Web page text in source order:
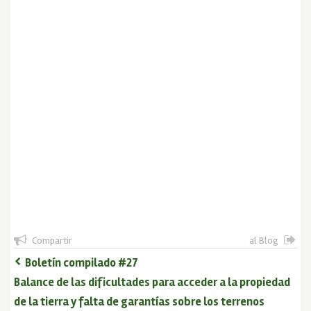
Compartir al Blog
Boletín compilado #27
Balance de las dificultades para acceder a la propiedad
de la tierra y falta de garantías sobre los terrenos